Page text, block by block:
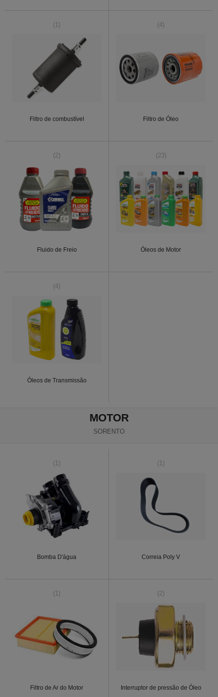
(1)
Filtro de combustível
(4)
Filtro de Óleo
(2)
Fluido de Freio
(23)
Óleos de Motor
(4)
Óleos de Transmissão
MOTOR
SORENTO
(1)
Bomba D'água
(1)
Correia Poly V
(1)
Filtro de Ar do Motor
(2)
Interruptor de pressão de Óleo